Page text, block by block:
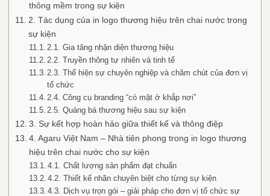
thông mềm trong sự kiện
2. Tác dụng của in logo thương hiệu trên chai nước trong
sự kiện
2.1. Gia tăng nhận diện thương hiệu
2.2. Truyền thông tự nhiên và tinh tế
2.3. Thể hiện sự chuyên nghiệp và chăm chút của đơn vị
tổ chức
2.4. Công cụ branding “có mặt ở khắp nơi”
2.5. Quảng bá thương hiệu sau sự kiện
3. Sự kết hợp hoàn hảo giữa thiết kế và thông điệp
4. Agaru Việt Nam – Nhà tiên phong trong in logo thương
hiệu trên chai nước cho sự kiện
4.1. Chất lượng sản phẩm đạt chuẩn
4.2. Thiết kế nhãn chuyên biệt cho từng sự kiện
4.3. Dịch vụ trọn gói – giải pháp cho đơn vị tổ chức sự